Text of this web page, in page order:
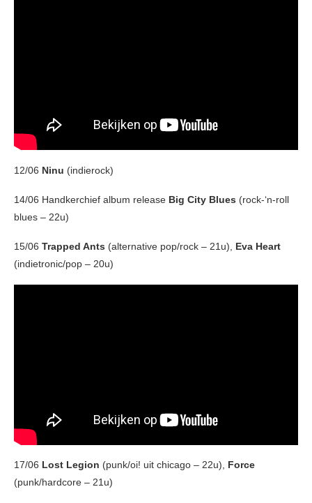
12/06 Ninu (indierock)
14/06 Handkerchief album release Big City Blues (rock-‘n-roll
blues – 22u)
15/06 Trapped Ants (alternative pop/rock – 21u), Eva Heart
(indietronic/pop – 20u)
17/06 Lost Legion (punk/oi! uit chicago – 22u), Force
(punk/hardcore – 21u)